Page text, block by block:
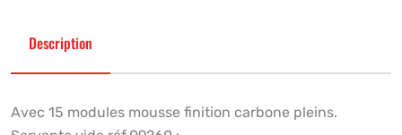
Description
Avec 15 modules mousse finition carbone pleins.